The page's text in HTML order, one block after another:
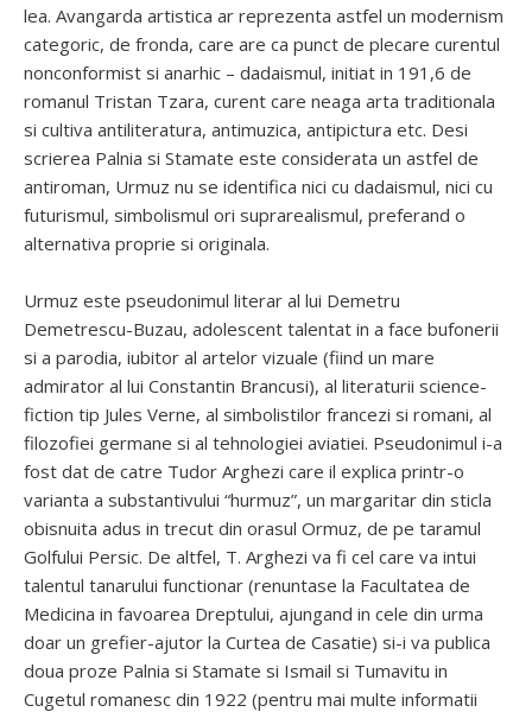
lea. Avangarda artistica ar reprezenta astfel un modernism
categoric, de fronda, care are ca punct de plecare curentul
nonconformist si anarhic – dadaismul, initiat in 191,6 de
romanul Tristan Tzara, curent care neaga arta traditionala
si cultiva antiliteratura, antimuzica, antipictura etc. Desi
scrierea Palnia si Stamate este considerata un astfel de
antiroman, Urmuz nu se identifica nici cu dadaismul, nici cu
futurismul, simbolismul ori suprarealismul, preferand o
alternativa proprie si originala.
Urmuz este pseudonimul literar al lui Demetru
Demetrescu-Buzau, adolescent talentat in a face bufonerii
si a parodia, iubitor al artelor vizuale (fiind un mare
admirator al lui Constantin Brancusi), al literaturii science-
fiction tip Jules Verne, al simbolistilor francezi si romani, al
filozofiei germane si al tehnologiei aviatiei. Pseudonimul i-a
fost dat de catre Tudor Arghezi care il explica printr-o
varianta a substantivului “hurmuz”, un margaritar din sticla
obisnuita adus in trecut din orasul Ormuz, de pe taramul
Golfului Persic. De altfel, T. Arghezi va fi cel care va intui
talentul tanarului functionar (renuntase la Facultatea de
Medicina in favoarea Dreptului, ajungand in cele din urma
doar un grefier-ajutor la Curtea de Casatie) si-i va publica
doua proze Palnia si Stamate si Ismail si Tumavitu in
Cugetul romanesc din 1922 (pentru mai multe informatii